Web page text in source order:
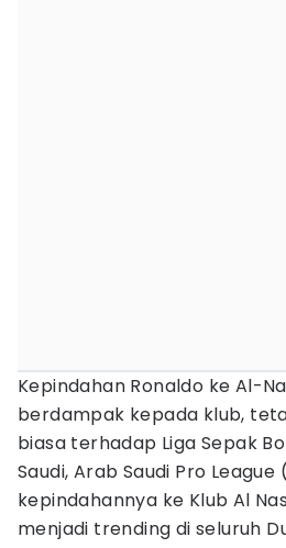
Kepindahan Ronaldo ke Al-
berdampak kepada klub,
biasa terhadap Liga Sepak
Saudi, Arab Saudi Pro League
kepindahannya ke Klub Al
menjadi trending di seluruh